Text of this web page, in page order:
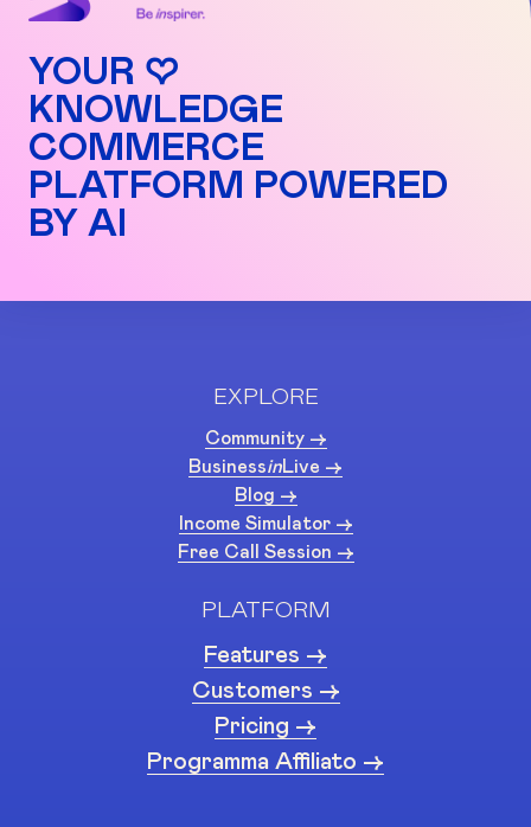
YOUR ♡
KNOWLEDGE
COMMERCE
PLATFORM POWERED
BY AI
EXPLORE
Community ->
BusinessinLive ->
Blog ->
Income Simulator ->
Free Call Session ->
PLATFORM
Features ->
Customers ->
Pricing ->
Programma Affiliato ->